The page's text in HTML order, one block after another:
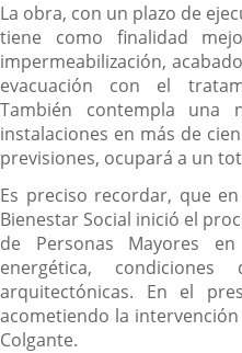
La obra, con un plazo de
tiene como finalidad
impermeabilización,
evacuación con el
También contempla una
instalaciones en más de
previsiones, ocupará a un
Es preciso recordar, que
Bienestar Social inició el
de Personas Mayores
energética,
arquitectónicas. En el
acometiendo la
Colgante.